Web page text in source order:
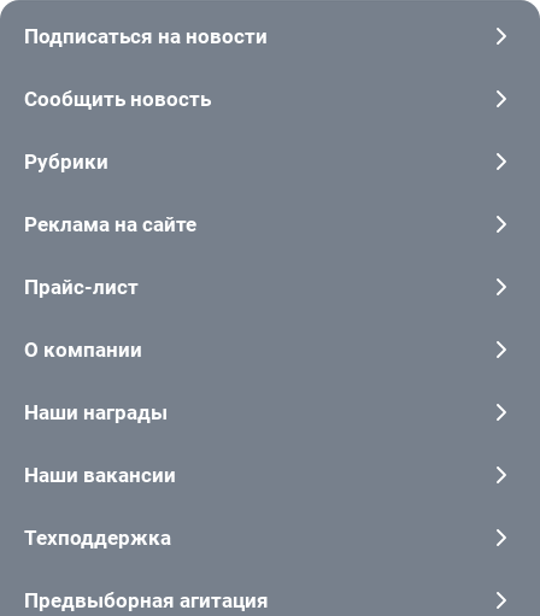
Подписаться на новости
Сообщить новость
Рубрики
Реклама на сайте
Прайс-лист
О компании
Наши награды
Наши вакансии
Техподдержка
Предвыборная агитация